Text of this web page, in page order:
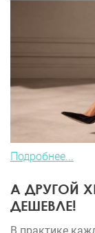
Подробнее...
А ДРУГОЙ
ДЕШЕВЛЕ!